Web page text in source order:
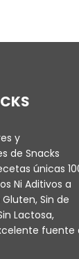
y
de Snacks
únicas
Ni Aditivos a
Sin de
Lactosa,
fuente